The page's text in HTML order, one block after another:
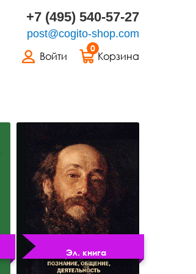
+7 (495) 540-57-27
post@cogito-shop.com
Войти
0
Корзина
Эл. книга